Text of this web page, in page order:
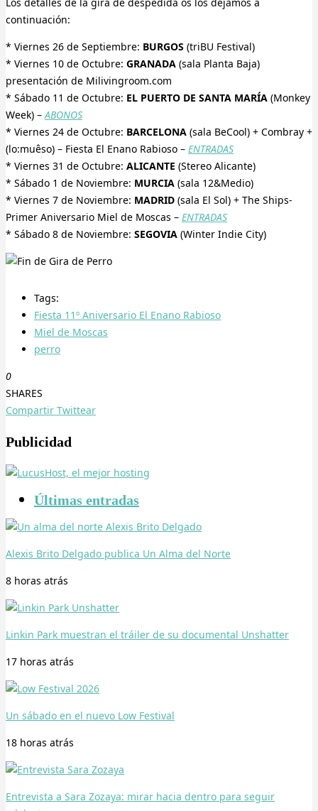
continuación:
* Viernes 26 de Septiembre: BURGOS (triBU Festival)
* Viernes 10 de Octubre: GRANADA (sala Planta Baja)
presentación de Milivingroom.com
* Sábado 11 de Octubre: EL PUERTO DE SANTA MARÍA (Monkey
Week) – ABONOS
* Viernes 24 de Octubre: BARCELONA (sala BeCool) + Combray +
(lo:muêso) – Fiesta El Enano Rabioso – ENTRADAS
* Viernes 31 de Octubre: ALICANTE (Stereo Alicante)
* Sábado 1 de Noviembre: MURCIA (sala 12&Medio)
* Viernes 7 de Noviembre: MADRID (sala El Sol) + The Ships-
Primer Aniversario Miel de Moscas – ENTRADAS
* Sábado 8 de Noviembre: SEGOVIA (Winter Indie City)
Tags:
Fiesta 11º Aniversario El Enano Rabioso
Miel de Moscas
perro
0
SHARES
Compartir Twittear
Publicidad
Últimas entradas
Alexis Brito Delgado publica Un Alma del Norte
8 horas atrás
Linkin Park muestran el tráiler de su documental Unshatter
17 horas atrás
Un sábado en el nuevo Low Festival
18 horas atrás
Entrevista a Sara Zozaya: mirar hacia dentro para seguir